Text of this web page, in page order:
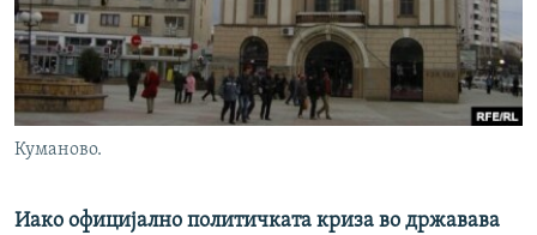
РСЕ веб страници
Куманово.
Иако официјално политичката криза во државава